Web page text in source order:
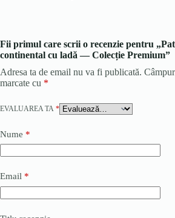
Fii primul care scrii o recenzie pentru
continental cu ladă — Colecție Premium”
Adresa ta de email nu va fi publicată.
marcate cu *
EVALUAREA TA *
Nume *
Email *